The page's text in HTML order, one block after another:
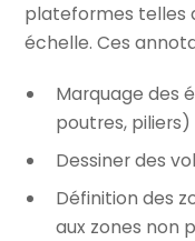
plateformes telles
échelle. Ces
Marquage des
poutres, piliers)
Dessiner des
Définition des
aux zones non